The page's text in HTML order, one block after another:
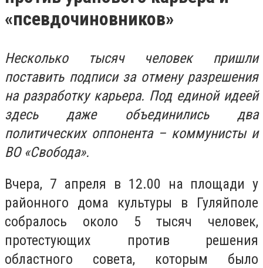
«псевдочиновников»
Несколько тысяч человек пришли
поставить подписи за отмену разрешения
на разработку карьера. Под единой идеей
здесь даже объединились два
политических оппонента – коммунисты и
ВО «Свобода».
Вчера, 7 апреля в 12.00 на площади у
районного дома культуры в Гуляйполе
собралось около 5 тысяч человек,
протестующих против решения
областного совета, которым было